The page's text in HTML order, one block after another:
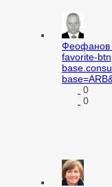
Феофанов
favorite-btn
0
0